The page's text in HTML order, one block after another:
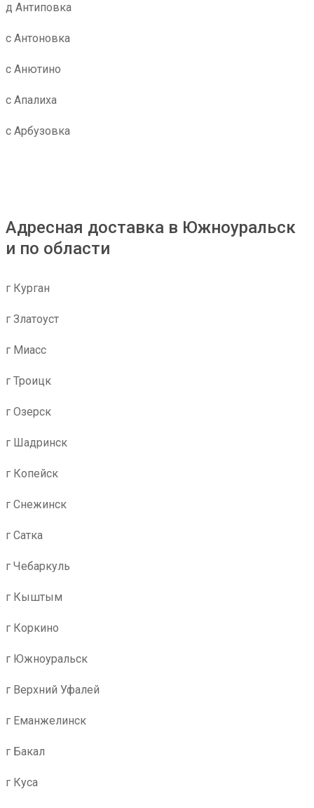
д Антиповка
с Антоновка
с Анютино
с Апалиха
с Арбузовка
Адресная доставка в Южноуральск
и по области
г Курган
г Златоуст
г Миасс
г Троицк
г Озерск
г Шадринск
г Копейск
г Снежинск
г Сатка
г Чебаркуль
г Кыштым
г Коркино
г Южноуральск
г Верхний Уфалей
г Еманжелинск
г Бакал
г Куса